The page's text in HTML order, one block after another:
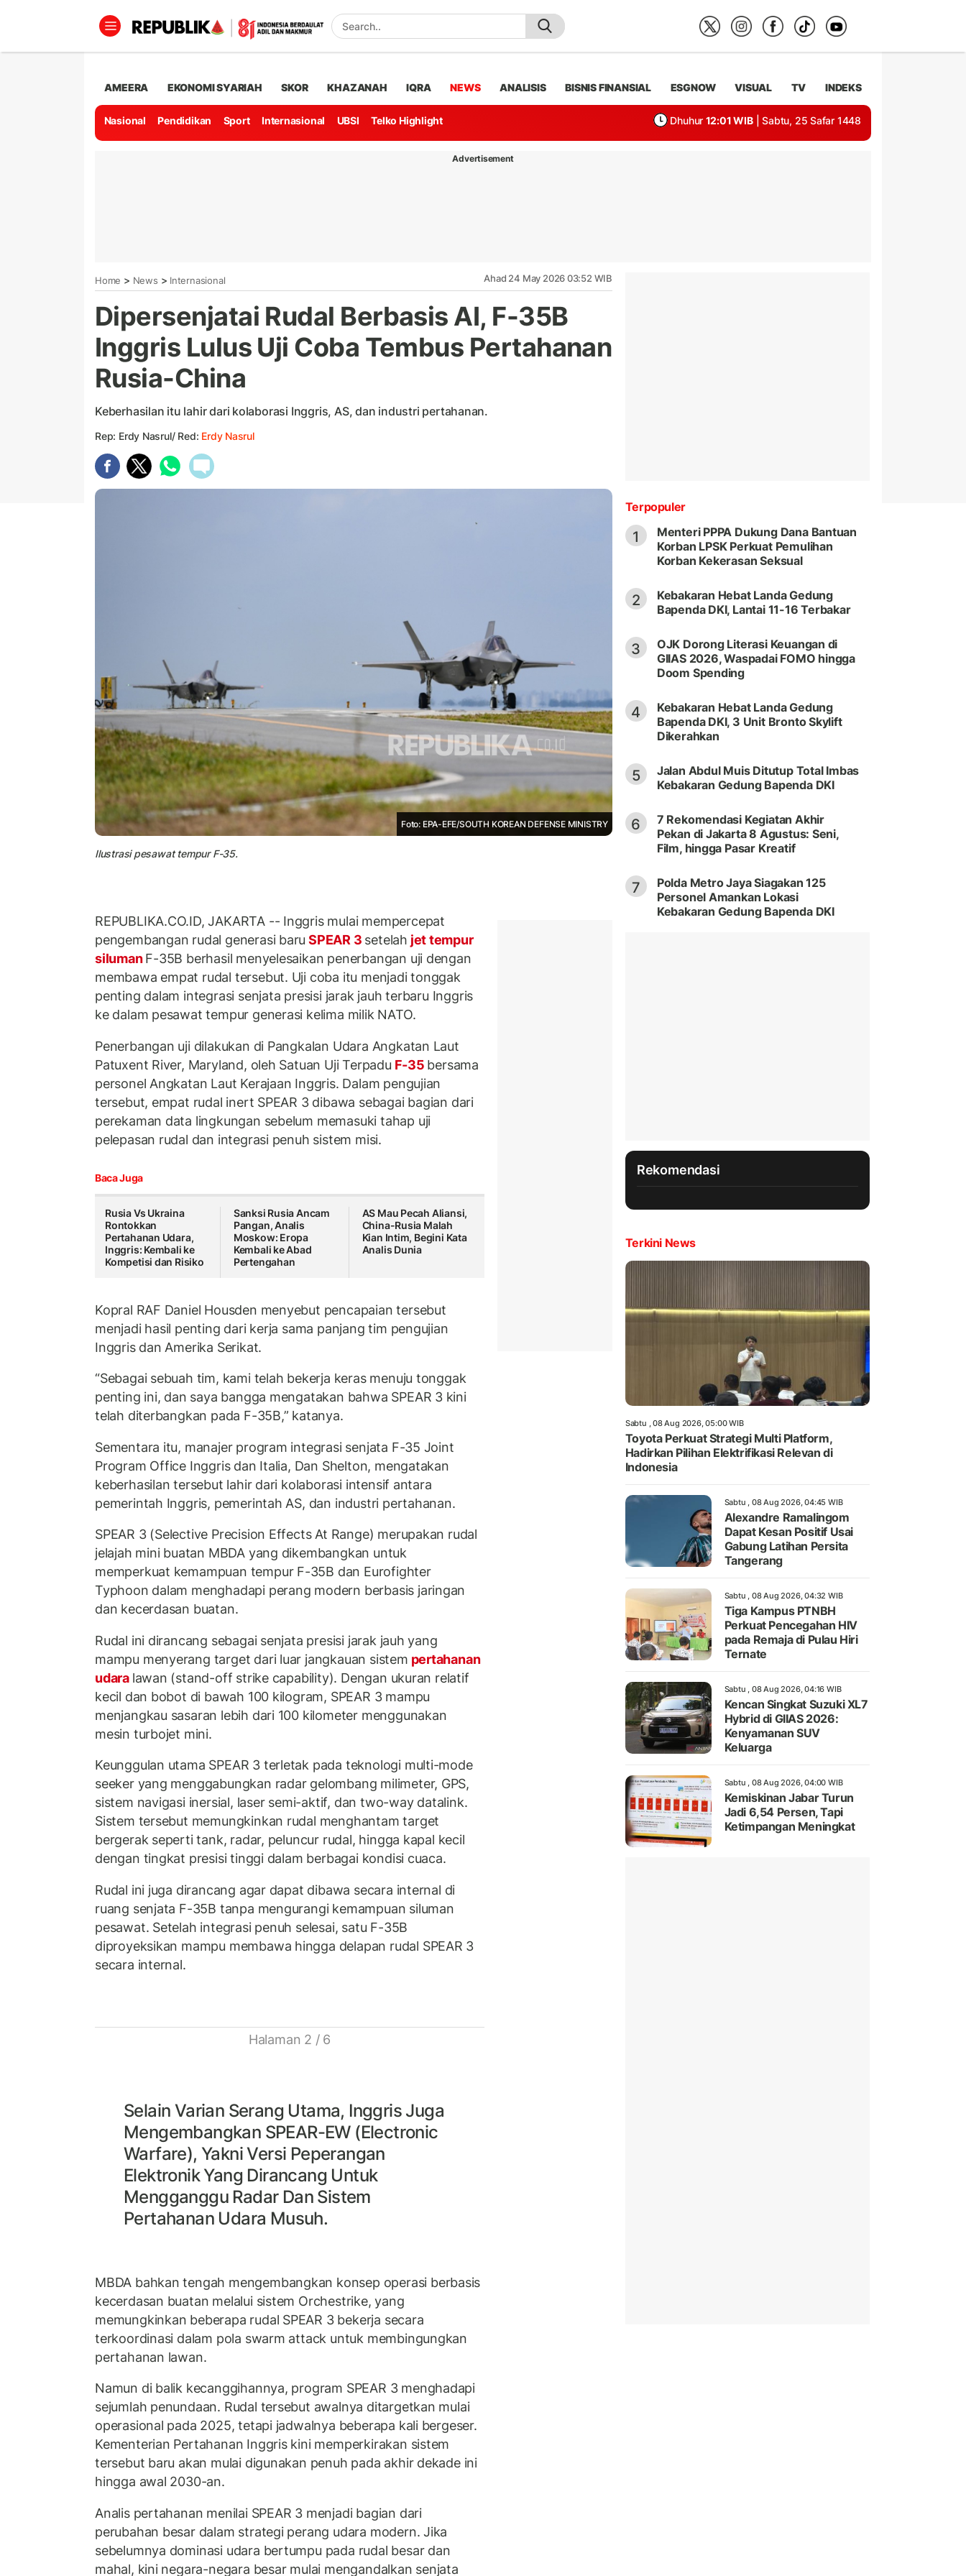
AMEERA EKONOMI SYARIAH SKOR KHAZANAH IQRA NEWS ANALISIS BISNIS FINANSIAL ESGNOW VISUAL TV INDEKS
Nasional Pendidikan Sport Internasional UBSI Telko Highlight Dhuhur 12:01 WIB | Sabtu, 25 Safar 1448
Advertisement
Home > News > Internasional Ahad 24 May 2026 03:52 WIB
Dipersenjatai Rudal Berbasis AI, F-35B
Inggris Lulus Uji Coba Tembus Pertahanan
Rusia-China
Keberhasilan itu lahir dari kolaborasi Inggris, AS, dan industri pertahanan.
Rep: Erdy Nasrul/ Red: Erdy Nasrul
Foto: EPA-EFE/SOUTH KOREAN DEFENSE MINISTRY
Ilustrasi pesawat tempur F-35.
REPUBLIKA.CO.ID, JAKARTA -- Inggris mulai mempercepat
pengembangan rudal generasi baru SPEAR 3 setelah jet tempur
silumanF-35B berhasil menyelesaikan penerbangan uji dengan
membawa empat rudal tersebut. Uji coba itu menjadi tonggak
penting dalam integrasi senjata presisi jarak jauh terbaru Inggris
ke dalam pesawat tempur generasi kelima milik NATO.
Penerbangan uji dilakukan di Pangkalan Udara Angkatan Laut
Patuxent River, Maryland, oleh Satuan Uji Terpadu F-35 bersama
personel Angkatan Laut Kerajaan Inggris. Dalam pengujian
tersebut, empat rudal inert SPEAR 3 dibawa sebagai bagian dari
perekaman data lingkungan sebelum memasuki tahap uji
pelepasan rudal dan integrasi penuh sistem misi.
Baca Juga
Rusia Vs Ukraina
Rontokkan
Pertahanan Udara,
Inggris: Kembali ke
Kompetisi dan Risiko
Sanksi Rusia Ancam
Pangan, Analis
Moskow: Eropa
Kembali ke Abad
Pertengahan
AS Mau Pecah Aliansi,
China-Rusia Malah
Kian Intim, Begini Kata
Analis Dunia
Kopral RAF Daniel Housden menyebut pencapaian tersebut
menjadi hasil penting dari kerja sama panjang tim pengujian
Inggris dan Amerika Serikat.
“Sebagai sebuah tim, kami telah bekerja keras menuju tonggak
penting ini, dan saya bangga mengatakan bahwa SPEAR 3 kini
telah diterbangkan pada F-35B,” katanya.
Sementara itu, manajer program integrasi senjata F-35 Joint
Program Office Inggris dan Italia, Dan Shelton, mengatakan
keberhasilan tersebut lahir dari kolaborasi intensif antara
pemerintah Inggris, pemerintah AS, dan industri pertahanan.
SPEAR 3 (Selective Precision Effects At Range) merupakan rudal
jelajah mini buatan MBDA yang dikembangkan untuk
memperkuat kemampuan tempur F-35B dan Eurofighter
Typhoon dalam menghadapi perang modern berbasis jaringan
dan kecerdasan buatan.
Rudal ini dirancang sebagai senjata presisi jarak jauh yang
mampu menyerang target dari luar jangkauan sistem pertahanan
udara lawan (stand-off strike capability). Dengan ukuran relatif
kecil dan bobot di bawah 100 kilogram, SPEAR 3 mampu
menjangkau sasaran lebih dari 100 kilometer menggunakan
mesin turbojet mini.
Keunggulan utama SPEAR 3 terletak pada teknologi multi-mode
seeker yang menggabungkan radar gelombang milimeter, GPS,
sistem navigasi inersial, laser semi-aktif, dan two-way datalink.
Sistem tersebut memungkinkan rudal menghantam target
bergerak seperti tank, radar, peluncur rudal, hingga kapal kecil
dengan tingkat presisi tinggi dalam berbagai kondisi cuaca.
Rudal ini juga dirancang agar dapat dibawa secara internal di
ruang senjata F-35B tanpa mengurangi kemampuan siluman
pesawat. Setelah integrasi penuh selesai, satu F-35B
diproyeksikan mampu membawa hingga delapan rudal SPEAR 3
secara internal.
Halaman 2 / 6
Selain Varian Serang Utama, Inggris Juga
Mengembangkan SPEAR-EW (Electronic
Warfare), Yakni Versi Peperangan
Elektronik Yang Dirancang Untuk
Mengganggu Radar Dan Sistem
Pertahanan Udara Musuh.
MBDA bahkan tengah mengembangkan konsep operasi berbasis
kecerdasan buatan melalui sistem Orchestrike, yang
memungkinkan beberapa rudal SPEAR 3 bekerja secara
terkoordinasi dalam pola swarm attack untuk membingungkan
pertahanan lawan.
Namun di balik kecanggihannya, program SPEAR 3 menghadapi
sejumlah penundaan. Rudal tersebut awalnya ditargetkan mulai
operasional pada 2025, tetapi jadwalnya beberapa kali bergeser.
Kementerian Pertahanan Inggris kini memperkirakan sistem
tersebut baru akan mulai digunakan penuh pada akhir dekade ini
hingga awal 2030-an.
Analis pertahanan menilai SPEAR 3 menjadi bagian dari
perubahan besar dalam strategi perang udara modern. Jika
sebelumnya dominasi udara bertumpu pada rudal besar dan
mahal, kini negara-negara besar mulai mengandalkan senjata
Terpopuler
1
Menteri PPPA Dukung Dana Bantuan
Korban LPSK Perkuat Pemulihan
Korban Kekerasan Seksual
2
Kebakaran Hebat Landa Gedung
Bapenda DKI, Lantai 11-16 Terbakar
3
OJK Dorong Literasi Keuangan di
GIIAS 2026, Waspadai FOMO hingga
Doom Spending
4
Kebakaran Hebat Landa Gedung
Bapenda DKI, 3 Unit Bronto Skylift
Dikerahkan
5
Jalan Abdul Muis Ditutup Total Imbas
Kebakaran Gedung Bapenda DKI
6
7 Rekomendasi Kegiatan Akhir
Pekan di Jakarta 8 Agustus: Seni,
Film, hingga Pasar Kreatif
7
Polda Metro Jaya Siagakan 125
Personel Amankan Lokasi
Kebakaran Gedung Bapenda DKI
Rekomendasi
Terkini News
Sabtu , 08 Aug 2026, 05:00 WIB
Toyota Perkuat Strategi Multi Platform,
Hadirkan Pilihan Elektrifikasi Relevan di
Indonesia
Sabtu , 08 Aug 2026, 04:45 WIB
Alexandre Ramalingom
Dapat Kesan Positif Usai
Gabung Latihan Persita
Tangerang
Sabtu , 08 Aug 2026, 04:32 WIB
Tiga Kampus PTNBH
Perkuat Pencegahan HIV
pada Remaja di Pulau Hiri
Ternate
Sabtu , 08 Aug 2026, 04:16 WIB
Kencan Singkat Suzuki XL7
Hybrid di GIIAS 2026:
Kenyamanan SUV
Keluarga
Sabtu , 08 Aug 2026, 04:00 WIB
Kemiskinan Jabar Turun
Jadi 6,54 Persen, Tapi
Ketimpangan Meningkat